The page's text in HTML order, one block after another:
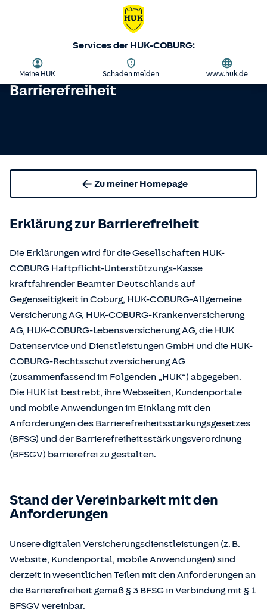
Services der HUK-COBURG:
Meine HUK Schaden melden www.huk.de
Barrierefreiheit
Zu meiner Homepage
Erklärung zur Barrierefreiheit
Die Erklärungen wird für die Gesellschaften HUK-
COBURG Haftpflicht-Unterstützungs-Kasse
kraftfahrender Beamter Deutschlands auf
Gegenseitigkeit in Coburg, HUK-COBURG-Allgemeine
Versicherung AG, HUK-COBURG-Krankenversicherung
AG, HUK-COBURG-Lebensversicherung AG, die HUK
Datenservice und Dienstleistungen GmbH und die HUK-
COBURG-Rechtsschutzversicherung AG
(zusammenfassend im Folgenden „HUK“) abgegeben.
Die HUK ist bestrebt, ihre Webseiten, Kundenportale
und mobile Anwendungen im Einklang mit den
Anforderungen des Barrierefreiheitsstärkungsgesetzes
(BFSG) und der Barrierefreiheitsstärkungsverordnung
(BFSGV) barrierefrei zu gestalten.
Stand der Vereinbarkeit mit den
Anforderungen
Unsere digitalen Versicherungsdienstleistungen (z. B.
Website, Kundenportal, mobile Anwendungen) sind
derzeit in wesentlichen Teilen mit den Anforderungen an
die Barrierefreiheit gemäß § 3 BFSG in Verbindung mit § 1
BFSGV vereinbar.